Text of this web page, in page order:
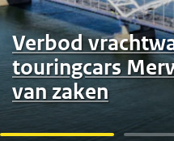
Verbod
touringcars
van zaken